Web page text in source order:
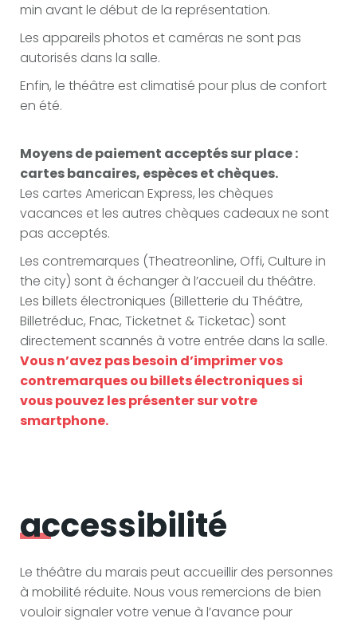
min avant le début de la représentation.
Les appareils photos et caméras ne sont pas
autorisés dans la salle.
Enfin, le théâtre est climatisé pour plus de confort
en été.
Moyens de paiement acceptés sur place :
cartes bancaires, espèces et chèques.
Les cartes American Express, les chèques
vacances et les autres chèques cadeaux ne sont
pas acceptés.
Les contremarques (Theatreonline, Offi, Culture in
the city) sont à échanger à l’accueil du théâtre.
Les billets électroniques (Billetterie du Théâtre,
Billetréduc, Fnac, Ticketnet & Ticketac) sont
directement scannés à votre entrée dans la salle.
Vous n’avez pas besoin d’imprimer vos
contremarques ou billets électroniques si
vous pouvez les présenter sur votre
smartphone.
accessibilité
Le théâtre du marais peut accueillir des personnes
à mobilité réduite. Nous vous remercions de bien
vouloir signaler votre venue à l’avance pour